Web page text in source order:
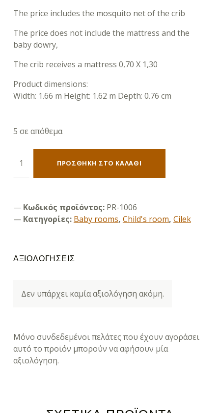
The price includes the mosquito net of the crib
The price does not include the mattress and the
baby dowry,
The crib receives a mattress 0,70 Χ 1,30
Product dimensions:
Width: 1.66 m Height: 1.62 m Depth: 0.76 cm
5 σε απόθεμα
Baby crib carriage PR-1006 ποσότητα
ΠΡΟΣΘΉΚΗ ΣΤΟ ΚΑΛΆΘΙ
Κωδικός προϊόντος: PR-1006
Κατηγορίες: Baby rooms, Child's room, Cilek
ΑΞΙΟΛΟΓΉΣΕΙΣ
Δεν υπάρχει καμία αξιολόγηση ακόμη.
Μόνο συνδεδεμένοι πελάτες που έχουν αγοράσει
αυτό το προϊόν μπορούν να αφήσουν μία
αξιολόγηση.